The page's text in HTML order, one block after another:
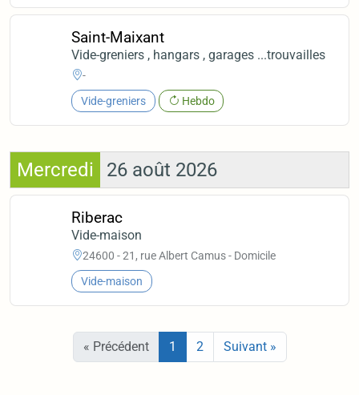
Saint-Maixant
Vide-greniers , hangars , garages ...trouvailles
-
Vide-greniers Hebdo
Mercredi 26 août 2026
Riberac
Vide-maison
24600 - 21, rue Albert Camus - Domicile
Vide-maison
« Précédent 1 2 Suivant »